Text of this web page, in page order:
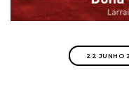
22 JUNHO